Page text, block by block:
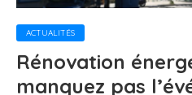
ACTUALITÉS
Rénovation
manquez pas